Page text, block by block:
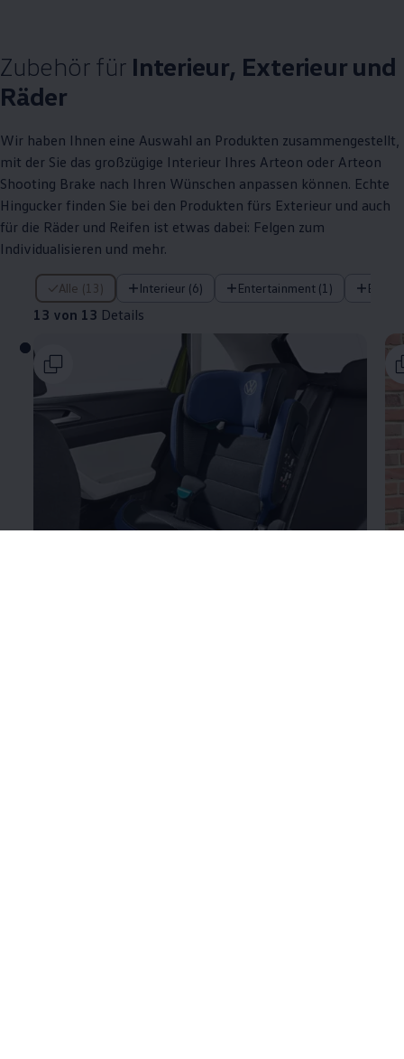
Zubehörfür Interieur, Exterieur und
Räder
Wir haben Ihnen eine Auswahl an Produkten zusammengestellt,
mit der Sie das großzügige Interieur Ihres Arteon oder Arteon
Shooting Brake nach Ihren Wünschen anpassen können. Echte
Hingucker finden Sie bei den Produkten fürs Exterieur und auch
für die Räder und Reifen ist etwas dabei: Felgen zum
Individualisieren und mehr.
Alle (13) Interieur (6) Entertainment (1)
13 von 13 Details
13 von 13 Details